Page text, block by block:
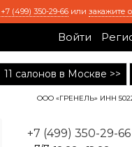
+7 (499) 350-29-66 или закажите
Войти
11 салонов в Москве >>
ООО «ГРЕНЕЛЬ» ИНН
+7 (499) 350-29-66